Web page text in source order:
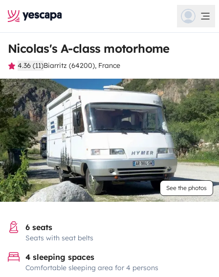
Nicolas's A-class motorhome
4.36 (11)Biarritz (64200), France
See the photos
6 seats
Seats with seat belts
4 sleeping spaces
Comfortable sleeping area for 4 persons